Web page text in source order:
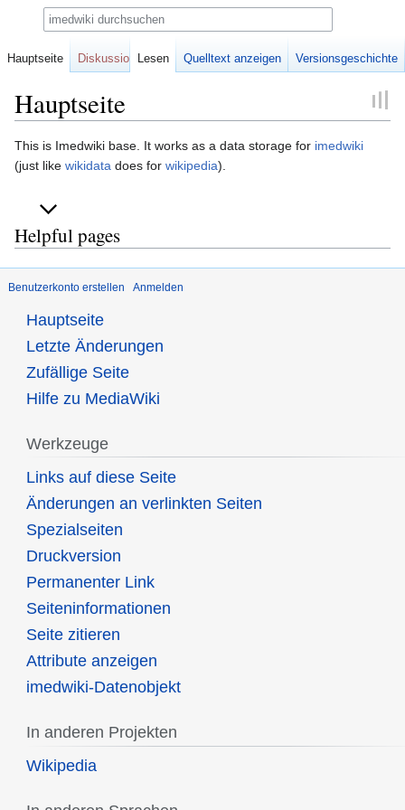
Hauptseite
Zur
Navigation
Zur
Suche
This is Imedwiki base. It works as a data storage for imedwiki
(just like wikidata does for wikipedia).
Helpful pages
Benutzerkonto erstellen Anmelden
Hauptseite Diskussion Lesen Quelltext anzeigen Versionsgeschichte
Suche
Hauptseite
Letzte Änderungen
Zufällige Seite
Hilfe zu MediaWiki
Werkzeuge
Links auf diese Seite
Änderungen an verlinkten Seiten
Spezialseiten
Druckversion
Permanenter Link
Seiten­informationen
Seite zitieren
Attribute anzeigen
imedwiki-Datenobjekt
In anderen Projekten
Wikipedia